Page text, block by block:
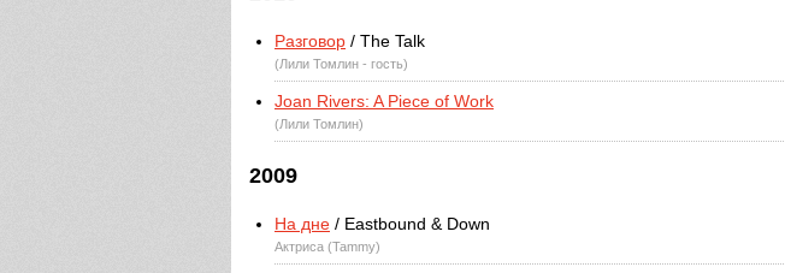
Разговор / The Talk
(Лили Томлин - гость)
Joan Rivers: A Piece of Work
(Лили Томлин)
2009
На дне / Eastbound & Down
Актриса (Tammy)